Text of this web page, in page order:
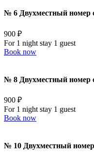
№ 6 Двухместный номер
900 ₽
For 1 night stay 1 guest
Book now
№ 8 Двухместный номер
900 ₽
For 1 night stay 1 guest
Book now
№ 10 Двухместный